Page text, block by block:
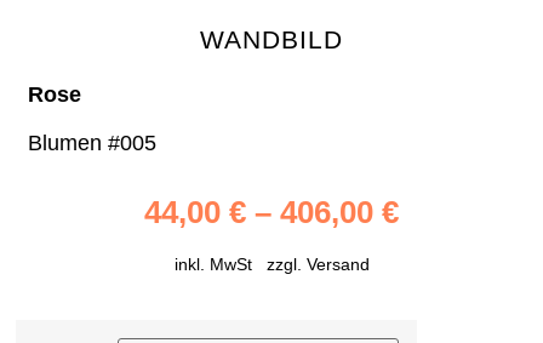
WANDBILD
Rose
Blumen #005
44,00 € – 406,00 €
inkl. MwSt zzgl. Versand